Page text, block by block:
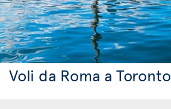
Voli da Roma a Toronto